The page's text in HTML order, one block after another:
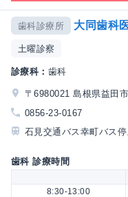
歯科診療所 大同歯科
土曜診察
診療科： 歯科
〒6980021 島根県益田
0856-23-0167
石見交通バス幸町バス
歯科 診療時間
8:30-13:00